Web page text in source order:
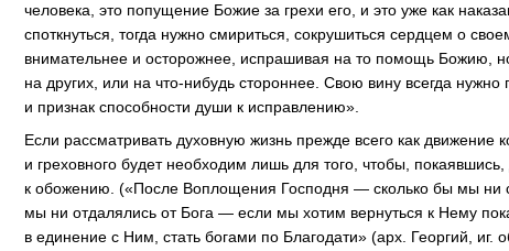
человека, это попущение Божие за грехи его, и это уже как
споткнуться, тогда нужно смириться, сокрушиться сердцем о
внимательнее и осторожнее, испрашивая на то помощь Божию,
на других, или на что-нибудь стороннее. Свою вину всегда нужно
и признак способности души к исправлению».
Если рассматривать духовную жизнь прежде всего как движение
и греховного будет необходим лишь для того, чтобы,
к обожению. («После Воплощения Господня — сколько бы мы ни
мы ни отдалялись от Бога — если мы хотим вернуться к Нему
в единение с Ним, стать богами по Благодати» (арх. Георгий, иг.